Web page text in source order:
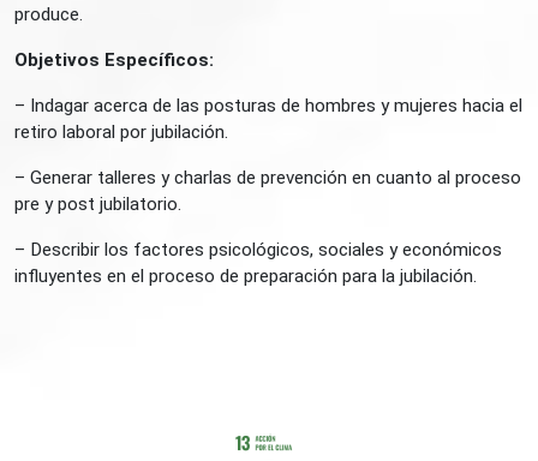
produce.
Objetivos Específicos:
– Indagar acerca de las posturas de hombres y mujeres hacia el
retiro laboral por jubilación.
– Generar talleres y charlas de prevención en cuanto al proceso
pre y post jubilatorio.
– Describir los factores psicológicos, sociales y económicos
influyentes en el proceso de preparación para la jubilación.